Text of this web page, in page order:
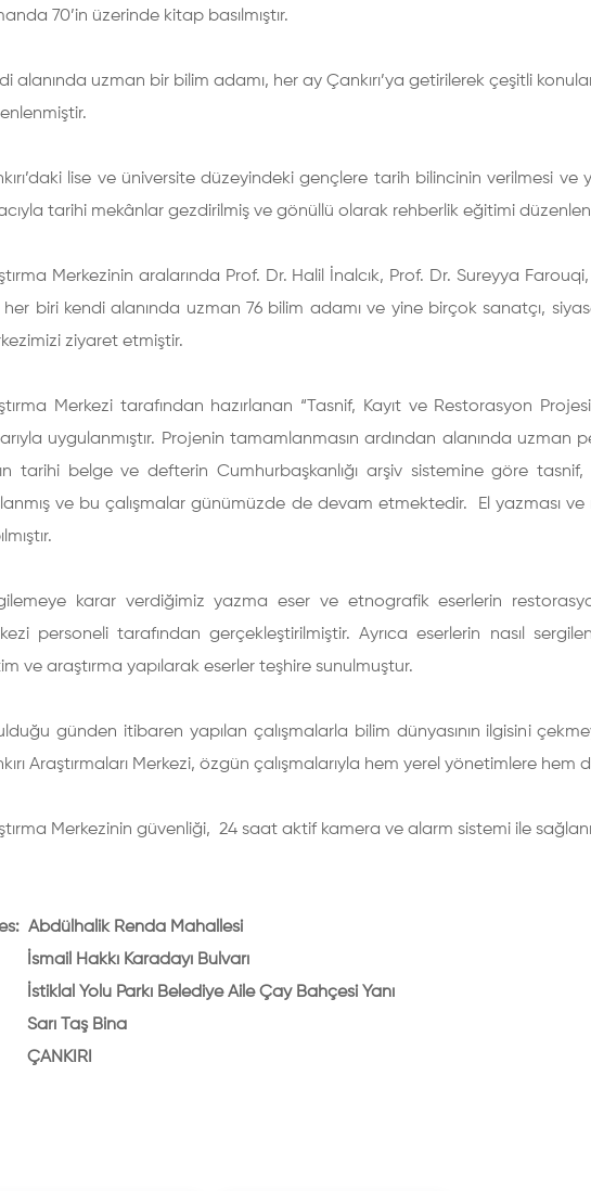
70’in üzerinde kitap basılmıştır.
alanında uzman bir bilim adamı, her ay Çankırı’ya getirilerek çeşitli
lise ve üniversite düzeyindeki gençlere tarih bilincinin verilmesi ve
tarihi mekânlar gezdirilmiş ve gönüllü olarak rehberlik eğitimi
Merkezinin aralarında Prof. Dr. Halil İnalcık, Prof. Dr. Sureyya
biri kendi alanında uzman 76 bilim adamı ve yine birçok sanatçı,
ziyaret etmiştir.
Merkezi tarafından hazırlanan “Tasnif, Kayıt ve Restorasyon
uygulanmıştır. Projenin tamamlanmasın ardından alanında
tarihi belge ve defterin Cumhurbaşkanlığı arşiv sistemine göre
ve bu çalışmalar günümüzde de devam etmektedir. El yazması
karar verdiğimiz yazma eser ve etnografik eserlerin
personeli tarafından gerçekleştirilmiştir. Ayrıca eserlerin nasıl
ve araştırma yapılarak eserler teşhire sunulmuştur.
günden itibaren yapılan çalışmalarla bilim dünyasının ilgisini
Araştırmaları Merkezi, özgün çalışmalarıyla hem yerel yönetimlere
Merkezinin güvenliği, 24 saat aktif kamera ve alarm sistemi ile
Abdülhalik Renda Mahallesi
Hakkı Karadayı Bulvarı
Yolu Parkı Belediye Aile Çay Bahçesi Yanı
Taş Bina